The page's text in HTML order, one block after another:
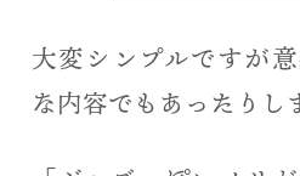
大変シンプルですが
な内容でもあったりし